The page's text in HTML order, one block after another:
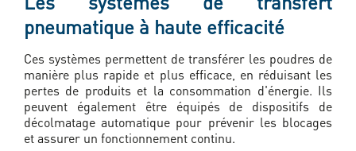
pneumatique à haute efficacité
Ces systèmes permettent de transférer les poudres de
manière plus rapide et plus efficace, en réduisant les
pertes de produits et la consommation d'énergie. Ils
peuvent également être équipés de dispositifs de
décolmatage automatique pour prévenir les blocages
et assurer un fonctionnement continu.